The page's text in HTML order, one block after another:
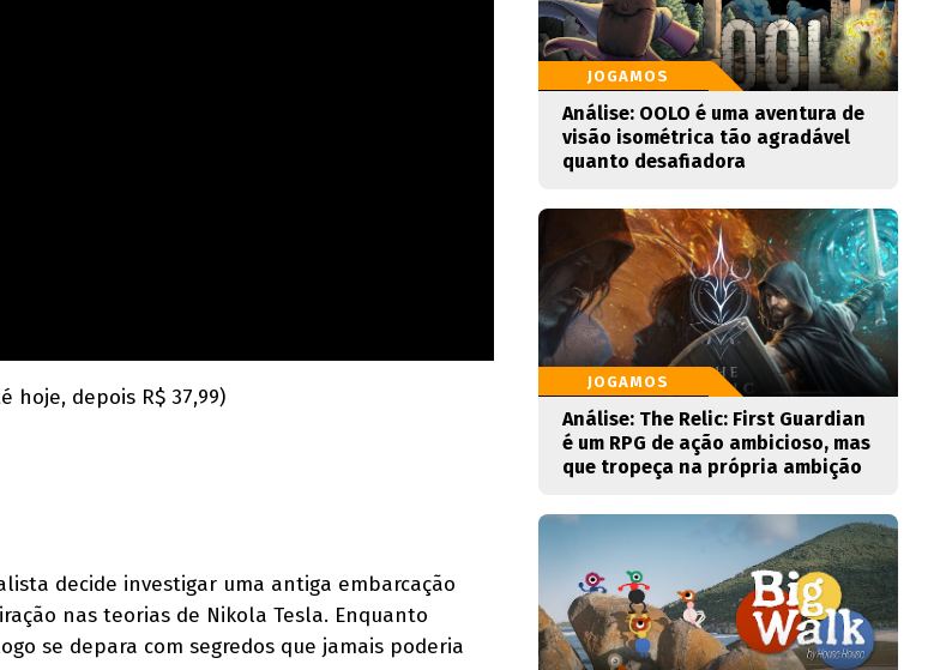
hoje, depois R$ 37,99)
decide investigar uma antiga embarcação
nas teorias de Nikola Tesla. Enquanto
se depara com segredos que jamais poderia
JOGAMOS
Análise: OOLO é uma aventura de
visão isométrica tão agradável
quanto desafiadora
JOGAMOS
Análise: The Relic: First Guardian
é um RPG de ação ambicioso, mas
que tropeça na própria ambição